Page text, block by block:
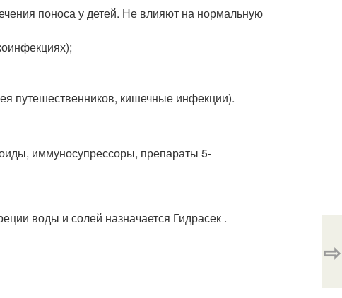
поноса у детей. Не влияют на нормальную
путешественников, кишечные инфекции).
иммуносупрессоры, препараты 5-
воды и солей назначается Гидрасек .
⇨